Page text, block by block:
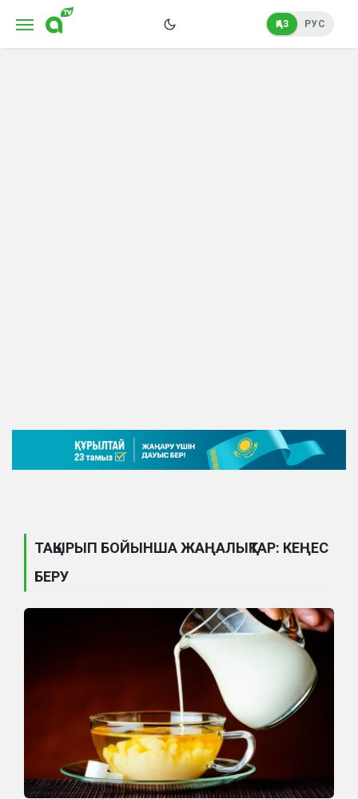
ҚАЗ РУС
ТАҚЫРЫП БОЙЫНША ЖАҢАЛЫҚТАР: КЕҢЕС
БЕРУ